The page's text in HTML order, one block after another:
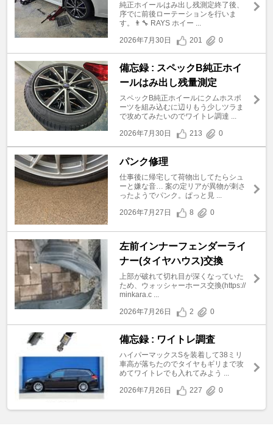
純正ホイールはみ出し残測定終了後、
序でに前後ローテーションを行いま
す。👨‍🔧 RAYS ホイー ...
2026年7月30日
201 0
備忘録 : スペックB純正ホイ
ールはみ出し残量測定
スペックB純正ホイールにクムホスポ
ーツを組み込むに辺りもう少しツラま
で攻めてみたいのでワイトレ調達 ...
2026年7月30日
213 0
パンク修理
仕事後に帰宅して荷物出してたらシュ
ーと嫌な音… 案の定リアが異物が刺さ
ったようでパンク。ぱっと見 ...
2026年7月27日
8 0
左前インナーフェンダーライ
ナー(タイヤハウス)交換
上部が破れて切れ目が深くなっていた
ため、ウォッシャーホース交換(https://
minkara.c ...
2026年7月26日
2 0
備忘録 : ワイトレ調査
ハイパーマックスSを装着して38ミリ
車高が落ちたのでタイヤもギリまで攻
めてワイトレでも入れてみよう ...
2026年7月26日
227 0